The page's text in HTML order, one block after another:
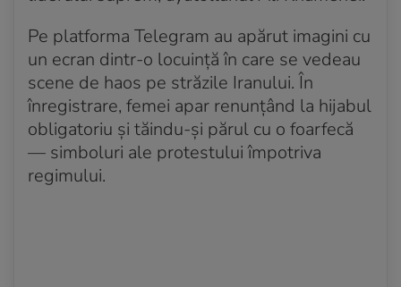
Pe platforma Telegram au apărut imagini cu
un ecran dintr-o locuință în care se vedeau
scene de haos pe străzile Iranului. În
înregistrare, femei apar renunțând la hijabul
obligatoriu și tăindu-și părul cu o foarfecă
— simboluri ale protestului împotriva
regimului.